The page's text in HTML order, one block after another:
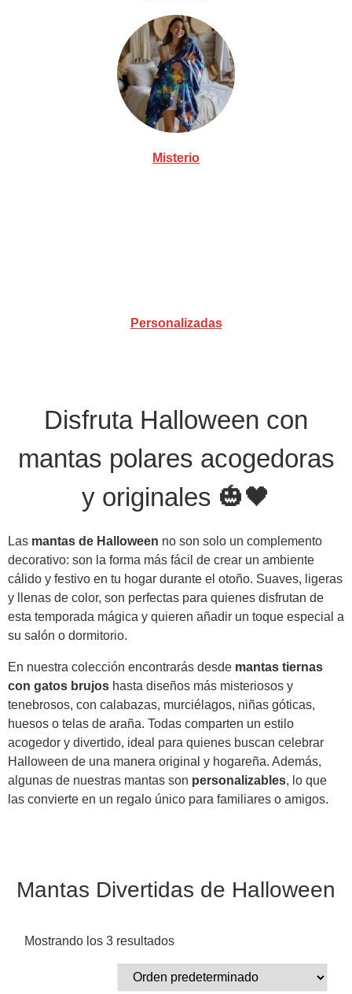
Misterio
Personalizadas
Disfruta Halloween con
mantas polares acogedoras
y originales 🎃🖤
Las mantas de Halloween no son solo un complemento
decorativo: son la forma más fácil de crear un ambiente
cálido y festivo en tu hogar durante el otoño. Suaves, ligeras
y llenas de color, son perfectas para quienes disfrutan de
esta temporada mágica y quieren añadir un toque especial a
su salón o dormitorio.
En nuestra colección encontrarás desde mantas tiernas
con gatos brujos hasta diseños más misteriosos y
tenebrosos, con calabazas, murciélagos, niñas góticas,
huesos o telas de araña. Todas comparten un estilo
acogedor y divertido, ideal para quienes buscan celebrar
Halloween de una manera original y hogareña. Además,
algunas de nuestras mantas son personalizables, lo que
las convierte en un regalo único para familiares o amigos.
Mantas Divertidas de Halloween
Mostrando los 3 resultados